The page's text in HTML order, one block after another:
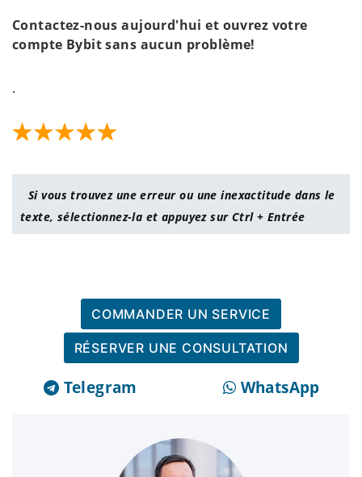
Contactez-nous aujourd'hui et ouvrez votre
compte Bybit sans aucun problème!
.
Si vous trouvez une erreur ou une inexactitude dans le
texte, sélectionnez-la et appuyez sur Ctrl + Entrée
COMMANDER UN SERVICE
RÉSERVER UNE CONSULTATION
Telegram WhatsApp